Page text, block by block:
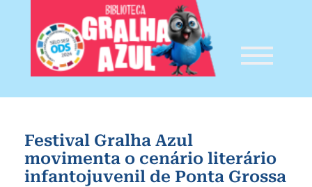
Festival Gralha Azul
movimenta o cenário literário
infantojuvenil de Ponta Grossa